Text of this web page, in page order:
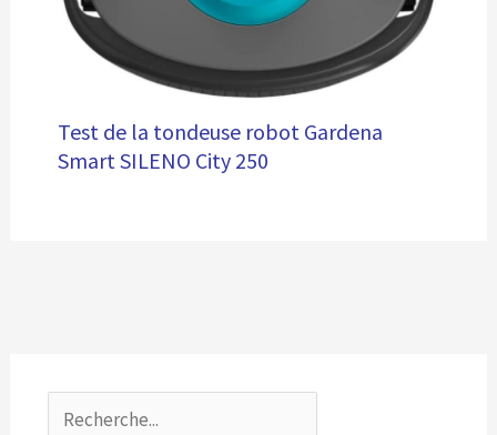
Test de la tondeuse robot Gardena
Smart SILENO City 250